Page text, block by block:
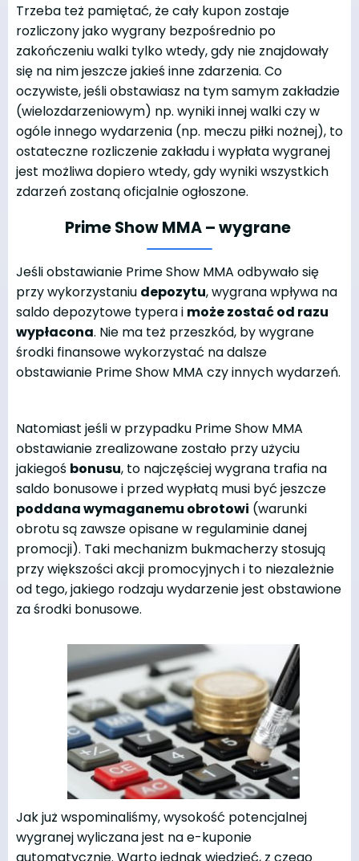
Trzeba też pamiętać, że cały kupon zostaje
rozliczony jako wygrany bezpośrednio po
zakończeniu walki tylko wtedy, gdy nie znajdowały
się na nim jeszcze jakieś inne zdarzenia. Co
oczywiste, jeśli obstawiasz na tym samym zakładzie
(wielozdarzeniowym) np. wyniki innej walki czy w
ogóle innego wydarzenia (np. meczu piłki nożnej), to
ostateczne rozliczenie zakładu i wypłata wygranej
jest możliwa dopiero wtedy, gdy wyniki wszystkich
zdarzeń zostaną oficjalnie ogłoszone.
Prime Show MMA – wygrane
Jeśli obstawianie Prime Show MMA odbywało się
przy wykorzystaniu depozytu, wygrana wpływa na
saldo depozytowe typera i może zostać od razu
wypłacona. Nie ma też przeszkód, by wygrane
środki finansowe wykorzystać na dalsze
obstawianie Prime Show MMA czy innych wydarzeń.
Natomiast jeśli w przypadku Prime Show MMA
obstawianie zrealizowane zostało przy użyciu
jakiegoś bonusu, to najczęściej wygrana trafia na
saldo bonusowe i przed wypłatą musi być jeszcze
poddana wymaganemu obrotowi (warunki
obrotu są zawsze opisane w regulaminie danej
promocji). Taki mechanizm bukmacherzy stosują
przy większości akcji promocyjnych i to niezależnie
od tego, jakiego rodzaju wydarzenie jest obstawione
za środki bonusowe.
Jak już wspominaliśmy, wysokość potencjalnej
wygranej wyliczana jest na e-kuponie